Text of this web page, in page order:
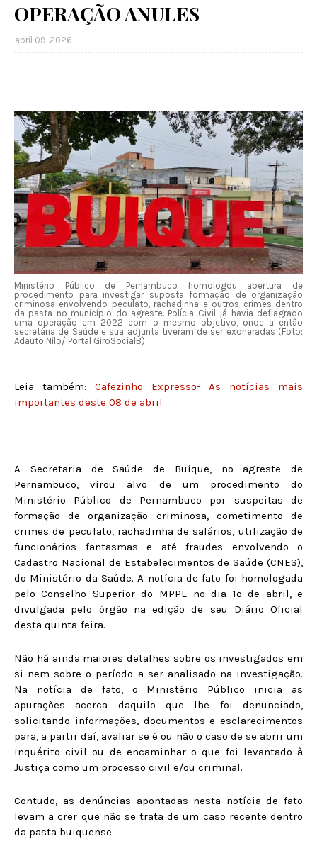
OPERAÇÃO ANULES
abril 09, 2026
Ministério Público de Pernambuco homologou abertura de
procedimento para investigar suposta formação de organização
criminosa envolvendo peculato, rachadinha e outros crimes dentro
da pasta no município do agreste. Polícia Civil já havia deflagrado
uma operação em 2022 com o mesmo objetivo, onde a então
secretária de Saúde e sua adjunta tiveram de ser exoneradas (Foto:
Adauto Nilo/ Portal GiroSocialB)
Leia também: Cafezinho Expresso- As notícias mais
importantes deste 08 de abril
A Secretaria de Saúde de Buíque, no agreste de
Pernambuco, virou alvo de um procedimento do
Ministério Público de Pernambuco por suspeitas de
formação de organização criminosa, cometimento de
crimes de peculato, rachadinha de salários, utilização de
funcionários fantasmas e até fraudes envolvendo o
Cadastro Nacional de Estabelecimentos de Saúde (CNES),
do Ministério da Saúde. A notícia de fato foi homologada
pelo Conselho Superior do MPPE no dia 1º de abril, e
divulgada pelo órgão na edição de seu Diário Oficial
desta quinta-feira.
Não há ainda maiores detalhes sobre os investigados em
si nem sobre o período a ser analisado na investigação.
Na notícia de fato, o Ministério Público inicia as
apurações acerca daquilo que lhe foi denunciado,
solicitando informações, documentos e esclarecimentos
para, a partir daí, avaliar se é ou não o caso de se abrir um
inquérito civil ou de encaminhar o que foi levantado à
Justiça como um processo civil e/ou criminal.
Contudo, as denúncias apontadas nesta notícia de fato
levam a crer que não se trata de um caso recente dentro
da pasta buiquense.